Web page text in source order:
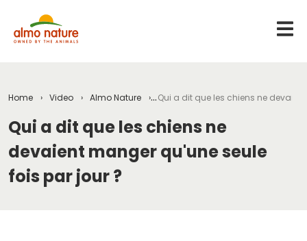
Home Video Almo Nature Qui a dit que les chiens ne
Qui a dit que les chiens ne
devaient manger qu'une seule
fois par jour ?